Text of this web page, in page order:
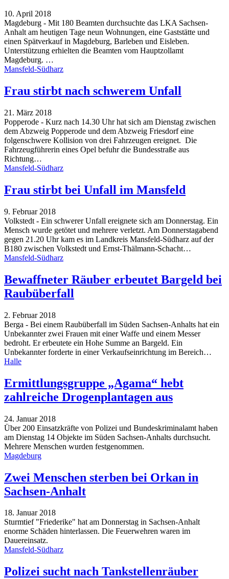
10. April 2018
Magdeburg - Mit 180 Beamten durchsuchte das LKA Sachsen-
Anhalt am heutigen Tage neun Wohnungen, eine Gaststätte und
einen Spätverkauf in Magdeburg, Barleben und Eisleben.
Unterstützung erhielten die Beamten vom Hauptzollamt
Magdeburg. …
Mansfeld-Südharz
Frau stirbt nach schwerem Unfall
21. März 2018
Popperode - Kurz nach 14.30 Uhr hat sich am Dienstag zwischen
dem Abzweig Popperode und dem Abzweig Friesdorf eine
folgenschwere Kollision von drei Fahrzeugen ereignet. Die
Fahrzeugführerin eines Opel befuhr die Bundesstraße aus
Richtung…
Mansfeld-Südharz
Frau stirbt bei Unfall im Mansfeld
9. Februar 2018
Volkstedt - Ein schwerer Unfall ereignete sich am Donnerstag. Ein
Mensch wurde getötet und mehrere verletzt. Am Donnerstagabend
gegen 21.20 Uhr kam es im Landkreis Mansfeld-Südharz auf der
B180 zwischen Volkstedt und Ernst-Thälmann-Schacht…
Mansfeld-Südharz
Bewaffneter Räuber erbeutet Bargeld bei
Raubüberfall
2. Februar 2018
Berga - Bei einem Raubüberfall im Süden Sachsen-Anhalts hat ein
Unbekannter zwei Frauen mit einer Waffe und einem Messer
bedroht. Er erbeutete ein Hohe Summe an Bargeld. Ein
Unbekannter forderte in einer Verkaufseinrichtung im Bereich…
Halle
Ermittlungsgruppe „Agama“ hebt
zahlreiche Drogenplantagen aus
24. Januar 2018
Über 200 Einsatzkräfte von Polizei und Bundeskriminalamt haben
am Dienstag 14 Objekte im Süden Sachsen-Anhalts durchsucht.
Mehrere Menschen wurden festgenommen.
Magdeburg
Zwei Menschen sterben bei Orkan in
Sachsen-Anhalt
18. Januar 2018
Sturmtief "Friederike" hat am Donnerstag in Sachsen-Anhalt
enorme Schäden hinterlassen. Die Feuerwehren waren im
Dauereinsatz.
Mansfeld-Südharz
Polizei sucht nach Tankstellenräuber